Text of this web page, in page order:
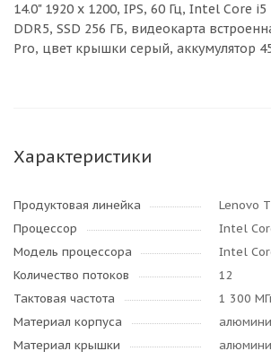
14.0" 1920 x 1200, IPS, 60 Гц, Intel Core i5
DDR5, SSD 256 ГБ, видеокарта
Pro, цвет крышки серый, аккумулятор 45
Характеристики
Продуктовая линейка
Lenovo
Процессор
Intel
Модель процессора
Intel
Количество потоков
12
Тактовая частота
1 300
Материал корпуса
Материал крышки